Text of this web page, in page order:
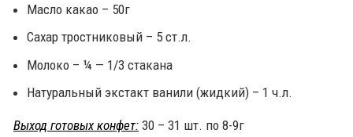
Масло какао – 50г
Сахар тростниковый – 5 ст.л.
Молоко – ¼ — 1/3 стакана
Натуральный экстакт ванили (жидкий) – 1 ч.л.
Выход готовых конфет: 30 – 31 шт. по 8-9г